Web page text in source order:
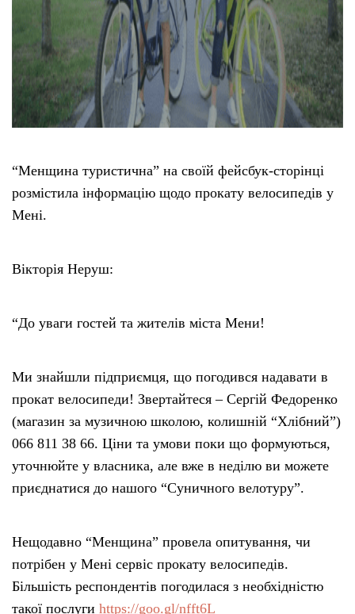
“Менщина туристична” на своїй фейсбук-сторінці
розмістила інформацію щодо прокату велосипедів у
Мені.
Вікторія Неруш:
“До уваги гостей та жителів міста Мени!
Ми знайшли підприємця, що погодився надавати в
прокат велосипеди! Звертайтеся – Сергій Федоренко
(магазин за музичною школою, колишній “Хлібний”)
066 811 38 66. Ціни та умови поки що формуються,
уточнюйте у власника, але вже в неділю ви можете
приєднатися до нашого “Суничного велотуру”.
Нещодавно “Менщина” провела опитування, чи
потрібен у Мені сервіс прокату велосипедів.
Більшість респондентів погодилася з необхідністю
такої послуги https://goo.gl/nfft6L